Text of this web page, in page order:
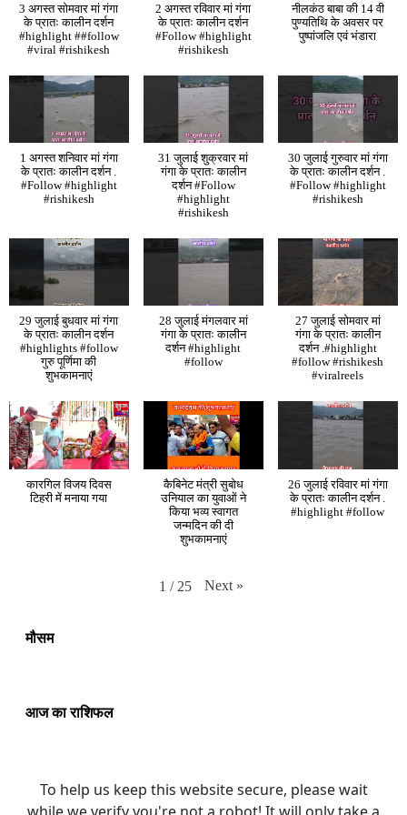
3 अगस्त सोमवार मां गंगा
के प्रातः कालीन दर्शन
#highlight ##follow
#viral #rishikesh
2 अगस्त रविवार मां गंगा
के प्रातः कालीन दर्शन
#Follow #highlight
#rishikesh
नीलकंठ बाबा की 14 वी
पुण्यतिथि के अवसर पर
पुष्पांजलि एवं भंडारा
1 अगस्त शनिवार मां गंगा
के प्रातः कालीन दर्शन .
#Follow #highlight
#rishikesh
31 जुलाई शुक्रवार मां
गंगा के प्रातः कालीन
दर्शन #Follow
#highlight
#rishikesh
30 जुलाई गुरुवार मां गंगा
के प्रातः कालीन दर्शन .
#Follow #highlight
#rishikesh
29 जुलाई बुधवार मां गंगा
के प्रातः कालीन दर्शन
#highlights #follow
गुरु पूर्णिमा की
शुभकामनाएं
28 जुलाई मंगलवार मां
गंगा के प्रातः कालीन
दर्शन #highlight
#follow
27 जुलाई सोमवार मां
गंगा के प्रातः कालीन
दर्शन .#highlight
#follow #rishikesh
#viralreels
कारगिल विजय दिवस
टिहरी में मनाया गया
कैबिनेट मंत्री सुबोध
उनियाल का युवाओं ने
किया भव्य स्वागत
जन्मदिन की दी
शुभकामनाएं
26 जुलाई रविवार मां गंगा
के प्रातः कालीन दर्शन .
#highlight #follow
1 / 25 Next »
मौसम
आज का राशिफल